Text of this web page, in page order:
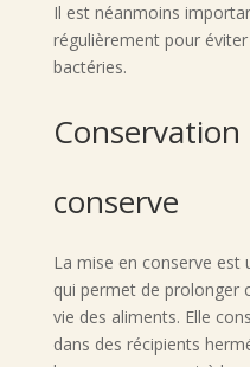
Il est néanmoins
régulièrement pour
bactéries.
conserve
La mise en conserve
qui permet de prolonger
vie des aliments. Elle
dans des récipients